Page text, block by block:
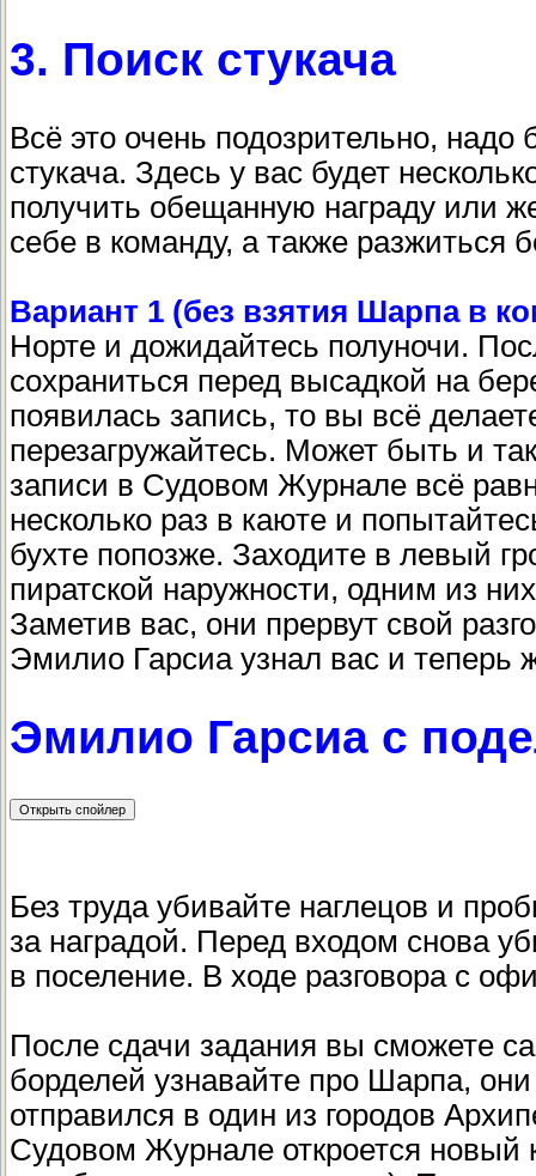
3. Поиск стукача
Всё это очень подозрительно, надо
стукача. Здесь у вас будет
получить обещанную награду или
себе в команду, а также разжиться
Вариант 1 (без взятия Шарпа в
Норте и дожидайтесь полуночи.
сохраниться перед высадкой на
появилась запись, то вы всё
перезагружайтесь. Может быть и
записи в Судовом Журнале всё
несколько раз в каюте и
бухте попозже. Заходите в левый
пиратской наружности, одним из
Заметив вас, они прервут свой
Эмилио Гарсиа узнал вас и теперь
Эмилио Гарсиа с
Без труда убивайте наглецов и
за наградой. Перед входом снова
в поселение. В ходе разговора с
После сдачи задания вы сможете
борделей узнавайте про Шарпа,
отправился в один из городов
Судовом Журнале откроется новый